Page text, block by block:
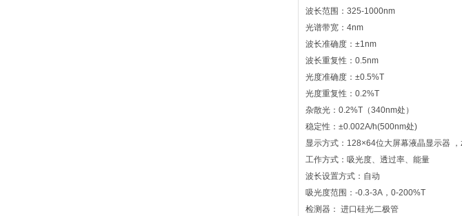
波长范围：325-1000nm
光谱带宽：4nm
波长准确度：±1nm
波长重复性：0.5nm
光度准确度：±0.5%T
光度重复性：0.2%T
杂散光：0.2%T（340nm处）
稳定性：±0.002A/h(500nm处)
显示方式：128×64位大屏幕液晶显示器
工作方式：吸光度、透过率、能量
波长设置方式：自动
吸光度范围：-0.3-3A，0-200%T
检测器： 进口硅光二极管